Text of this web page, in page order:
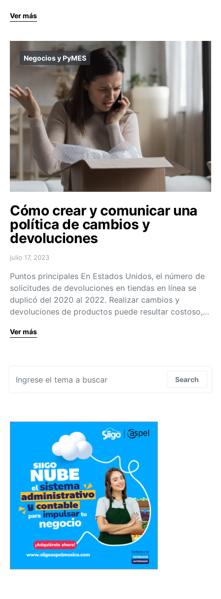
Ver más
Negocios y PyMES
Cómo crear y comunicar una
política de cambios y
devoluciones
julio 17, 2023
Puntos principales En Estados Unidos, el número de
solicitudes de devoluciones en tiendas en línea se
duplicó del 2020 al 2022. Realizar cambios y
devoluciones de productos puede resultar costoso,…
Ver más
Search